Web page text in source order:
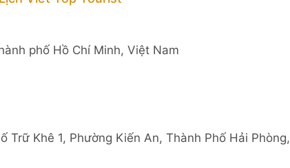
phố Hồ Chí Minh, Việt Nam
Trữ Khê 1, Phường Kiến An, Thành Phố Hải Phòng,